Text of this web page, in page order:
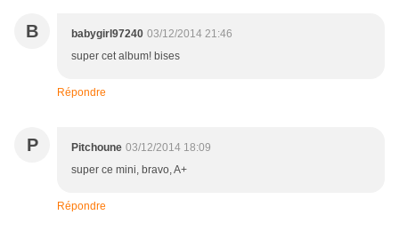
B babygirl97240 03/12/2014 21:46
super cet album! bises
Répondre
P Pitchoune 03/12/2014 18:09
super ce mini, bravo, A+
Répondre